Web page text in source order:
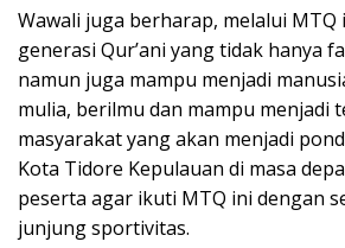
Wawali juga berharap, melalui MTQ
generasi Qur’ani yang tidak hanya
namun juga mampu menjadi
mulia, berilmu dan mampu menjadi
masyarakat yang akan menjadi
Kota Tidore Kepulauan di masa
peserta agar ikuti MTQ ini dengan
junjung sportivitas.